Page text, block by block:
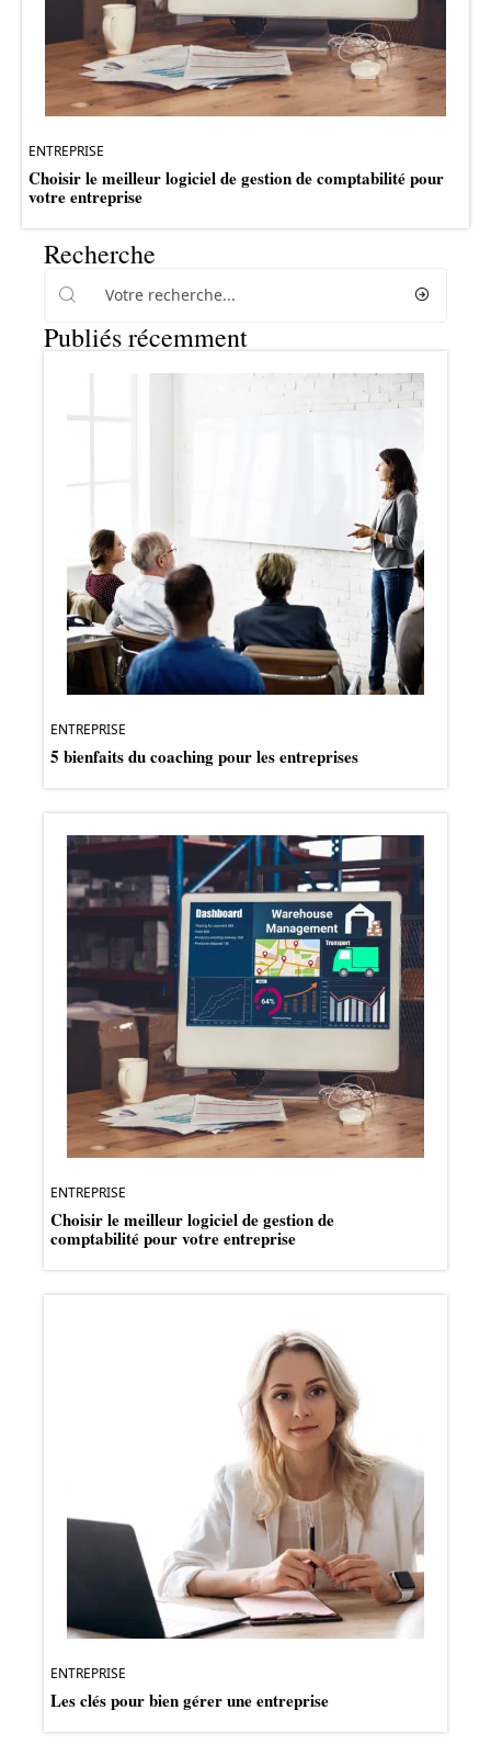
ENTREPRISE
Choisir le meilleur logiciel de gestion de comptabilité pour
votre entreprise
Recherche
Publiés récemment
ENTREPRISE
5 bienfaits du coaching pour les entreprises
ENTREPRISE
Choisir le meilleur logiciel de gestion de
comptabilité pour votre entreprise
ENTREPRISE
Les clés pour bien gérer une entreprise